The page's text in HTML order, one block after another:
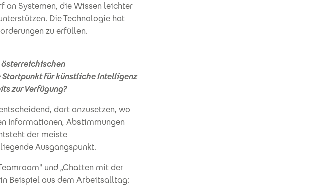
an Systemen, die Wissen leichter
Die Technologie hat
zu erfüllen.
österreichischen
für künstliche Intelligenz
zur Verfügung?
dort anzusetzen, wo
Informationen, Abstimmungen
der meiste
Ausgangspunkt.
und „Chatten mit der
Beispiel aus dem Arbeitsalltag: